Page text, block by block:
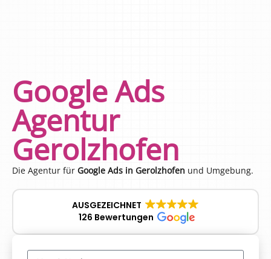
Google Ads
Agentur
Gerolzhofen
Die Agentur für Google Ads in Gerolzhofen und Umgebung.
AUSGEZEICHNET
126 Bewertungen